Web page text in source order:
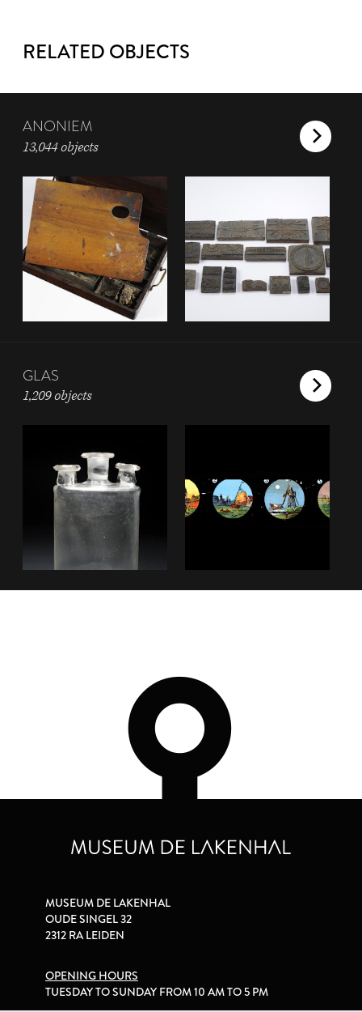
RELATED OBJECTS
ANONIEM
13,044 objects
GLAS
1,209 objects
MUSEUM DE LAKENHAL
OUDE SINGEL 32
2312 RA LEIDEN
OPENING HOURS
TUESDAY TO SUNDAY FROM 10 AM TO 5 PM